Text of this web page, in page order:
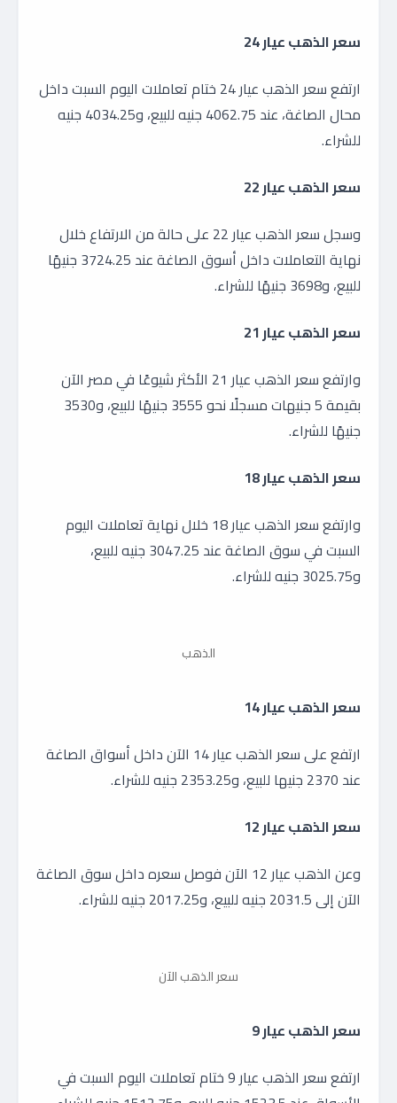
سعر الذهب عيار 24
ارتفع سعر الذهب عيار 24 ختام تعاملات اليوم السبت داخل
محال الصاغة، عند 4062.75 جنيه للبيع، و4034.25 جنيه
للشراء.
سعر الذهب عيار 22
وسجل سعر الذهب عيار 22 على حالة من الارتفاع خلال
نهاية التعاملات داخل أسوق الصاغة عند 3724.25 جنيهًا
للبيع، و3698 جنيهًا للشراء.
سعر الذهب عيار 21
وارتفع سعر الذهب عيار 21 الأكثر شيوعًا في مصر الآن
بقيمة 5 جنيهات مسجلًا نحو 3555 جنيهًا للبيع، و3530
جنيهًا للشراء.
سعر الذهب عيار 18
وارتفع سعر الذهب عيار 18 خلال نهاية تعاملات اليوم
السبت في سوق الصاغة عند 3047.25 جنيه للبيع،
و3025.75 جنيه للشراء.
الذهب
سعر الذهب عيار 14
ارتفع على سعر الذهب عيار 14 الآن داخل أسواق الصاغة
عند 2370 جنيها للبيع، و2353.25 جنيه للشراء.
سعر الذهب عيار 12
وعن الذهب عيار 12 الآن فوصل سعره داخل سوق الصاغة
الآن إلى 2031.5 جنيه للبيع، و2017.25 جنيه للشراء.
سعر الذهب الآن
سعر الذهب عيار 9
ارتفع سعر الذهب عيار 9 ختام تعاملات اليوم السبت في